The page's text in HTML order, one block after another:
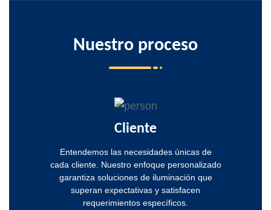
Nuestro proceso
Cliente
Entendemos las necesidades únicas de
cada cliente. Nuestro enfoque personalizado
garantiza soluciones de iluminación que
superan expectativas y satisfacen
requerimientos específicos.